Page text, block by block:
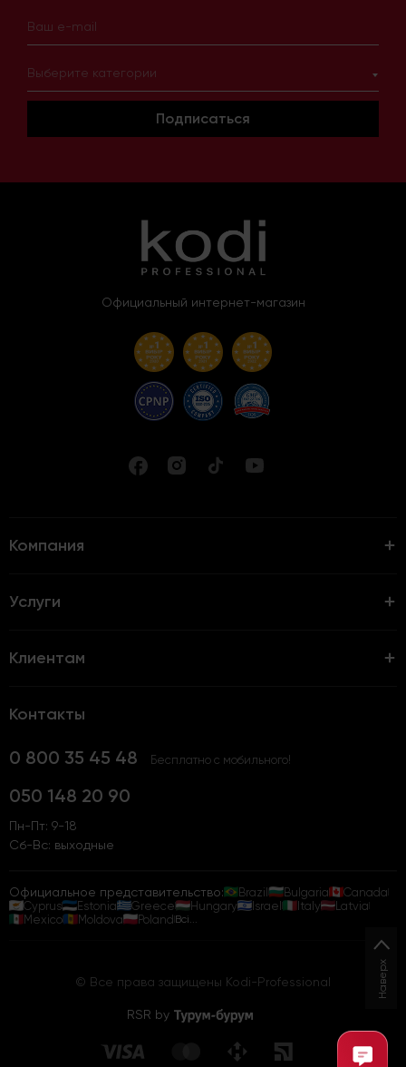
Выберите категории
Подписаться
Официальный интернет-магазин
Компания
Услуги
Клиентам
Контакты
0 800 35 45 48 Бесплатно с мобильного!
050 148 20 90
Пн-Пт: 9-18
Сб-Вс: выходные
Официальное представительство: Brazil Bulgaria
Canada
Cyprus
Estonia Greece Hungary Israel Italy
Latvia
Mexico
Moldova Poland Всі...
© Все права защищены Kodi-Professional
RSR by
Наверх